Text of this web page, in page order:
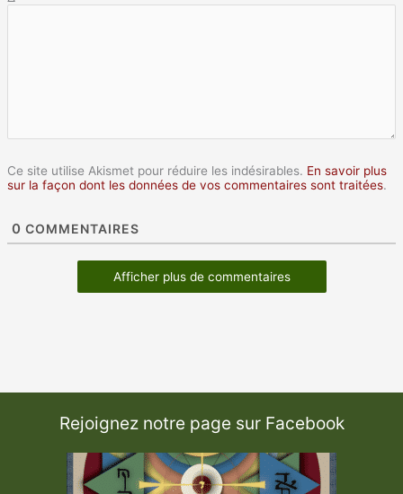
Ce site utilise Akismet pour réduire les indésirables. En savoir plus
sur la façon dont les données de vos commentaires sont traitées.
0 COMMENTAIRES
Afficher plus de commentaires
Rejoignez notre page sur Facebook